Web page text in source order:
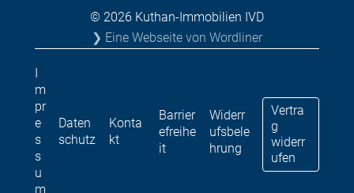
© 2026 Kuthan-Immobilien IVD
❯ Eine Webseite von Wordliner
m
pr
e
s
s
u
m
Daten
schutz
Konta
kt
Barrier
efreihe
it
Widerr
ufsbele
hrung
Vertra
g
widerr
ufen